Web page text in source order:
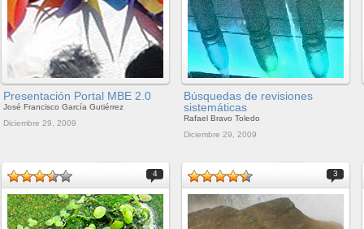
Presentación Portal MBE 2.0
José Francisco García Gutiérrez
Diciembre 29, 2009
Búsquedas de revisiones
sistemáticas
Rafael Bravo Toledo
Diciembre 29, 2009
4 3